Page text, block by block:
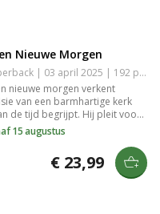
Nieuwe Morgen
Nederlands | Paperback | 03 april 2025 | 192 pagina's | 9789043542548
nieuwe morgen verkent
van een barmhartige kerk
de tijd begrijpt. Hij pleit voor
katholiciteit die de
van geloof benadrukt te
Halík reikt een hoopvol
allen die zoeken naar een
15 augustus
€ 23,99